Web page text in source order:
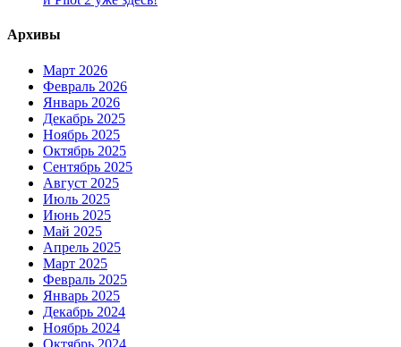
Архивы
Март 2026
Февраль 2026
Январь 2026
Декабрь 2025
Ноябрь 2025
Октябрь 2025
Сентябрь 2025
Август 2025
Июль 2025
Июнь 2025
Май 2025
Апрель 2025
Март 2025
Февраль 2025
Январь 2025
Декабрь 2024
Ноябрь 2024
Октябрь 2024